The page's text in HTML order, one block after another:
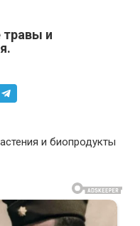
травы и
и биопродукты